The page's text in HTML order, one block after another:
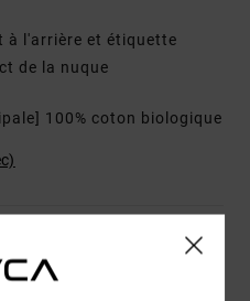
à l'arrière et étiquette
de la nuque
100% coton biologique